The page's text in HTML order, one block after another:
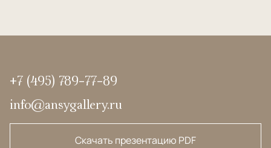
+7 (495) 789-77-89
info@ansygallery.ru
Скачать презентацию PDF